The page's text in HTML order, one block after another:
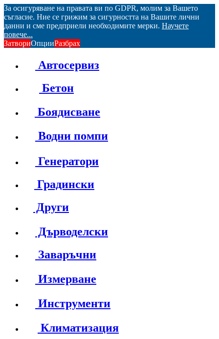
За осигуряване на правата ви по GDPR, молим за Вашето
съгласие. Ние се грижим за сигурността на Вашите лични
данни и сме предприели необходимите мерки. Научете
повече...
ЗатвориОпцииРазбрах
Автосервиз
Бетон
Боядисване
Водни помпи
Генератори
Градински
Други
Дърводелски
Заваръчни
Измерване
Инструменти
Климатизация